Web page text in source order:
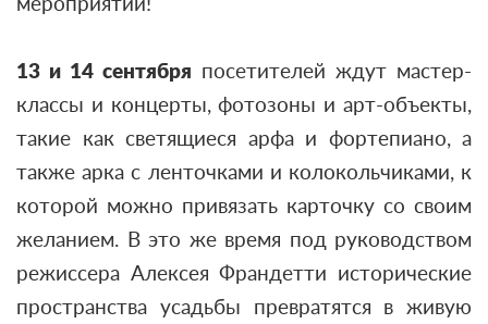
13 и 14 сентября посетителей ждут мастер-
классы и концерты, фотозоны и арт-объекты,
такие как светящиеся арфа и фортепиано, а
также арка с ленточками и колокольчиками, к
которой можно привязать карточку со своим
желанием. В это же время под руководством
режиссера Алексея Франдетти исторические
пространства усадьбы превратятся в живую